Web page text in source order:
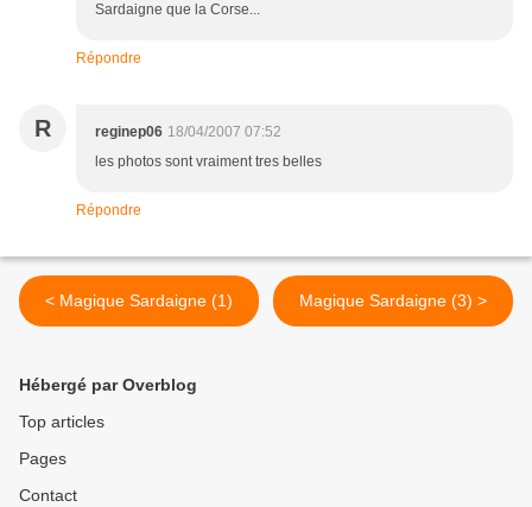
Sardaigne que la Corse...
Répondre
R reginep06 18/04/2007 07:52
les photos sont vraiment tres belles
Répondre
< Magique Sardaigne (1) Magique Sardaigne (3) >
Hébergé par Overblog
Top articles
Pages
Contact